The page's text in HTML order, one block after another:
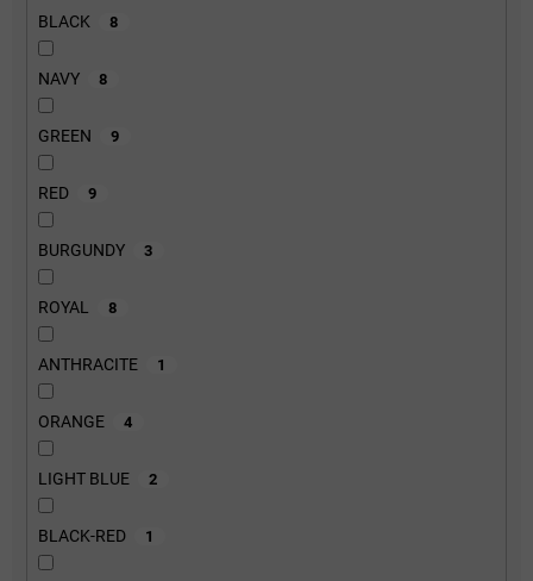
BLACK 8
NAVY 8
GREEN 9
RED 9
BURGUNDY 3
ROYAL 8
ANTHRACITE 1
ORANGE 4
LIGHT BLUE 2
BLACK-RED 1